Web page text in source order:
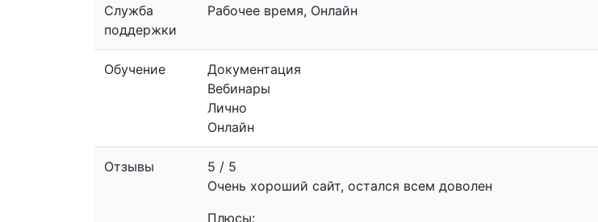
Служба
поддержки
Рабочее время, Онлайн
Обучение
Документация
Вебинары
Лично
Онлайн
Отзывы
5 / 5
Очень хороший сайт, остался всем доволен
Плюсы: